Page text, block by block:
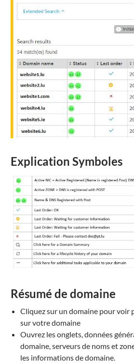
Explication Symboles
Résumé de domaine
Cliquezsur un domaine pour voir
survotre domaine
Ouvrez les onglets,données
domaine,serveurs de nomset z
les informationsde domaine.